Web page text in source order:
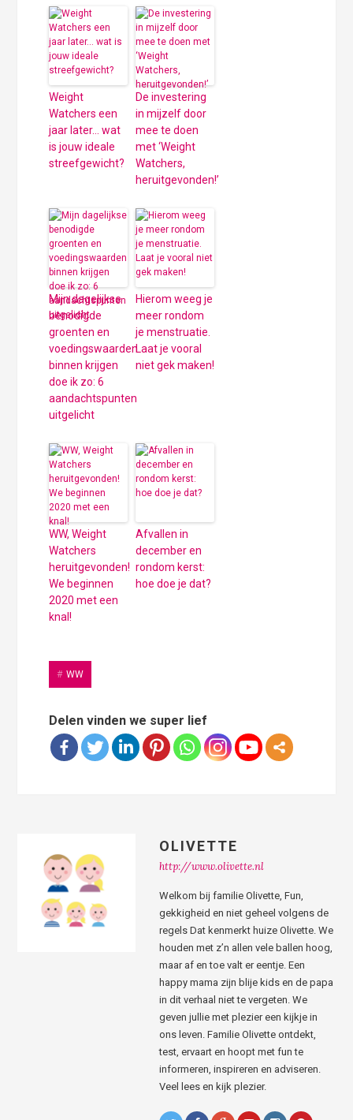
Weight
Watchers een
jaar later… wat
is jouw ideale
streefgewicht?
De investering
in mijzelf door
mee te doen
met ‘Weight
Watchers,
heruitgevonden!’
Mijn dagelijkse
benodigde
groenten en
voedingswaarden
binnen krijgen
doe ik zo: 6
aandachtspunten
uitgelicht
Hierom weeg je
meer rondom
je menstruatie.
Laat je vooral
niet gek maken!
WW, Weight
Watchers
heruitgevonden!
We beginnen
2020 met een
knal!
Afvallen in
december en
rondom kerst:
hoe doe je dat?
WW
Delen vinden we super lief
OLIVETTE
http://www.olivette.nl
Welkom bij familie Olivette, Fun,
gekkigheid en niet geheel volgens de
regels Dat kenmerkt huize Olivette. We
houden met z’n allen vele ballen hoog,
maar af en toe valt er eentje. Een
happy mama zijn blije kids en de papa
in dit verhaal niet te vergeten. We
geven jullie met plezier een kijkje in
ons leven. Familie Olivette ontdekt,
test, ervaart en hoopt met fun te
informeren, inspireren en adviseren.
Veel lees en kijk plezier.